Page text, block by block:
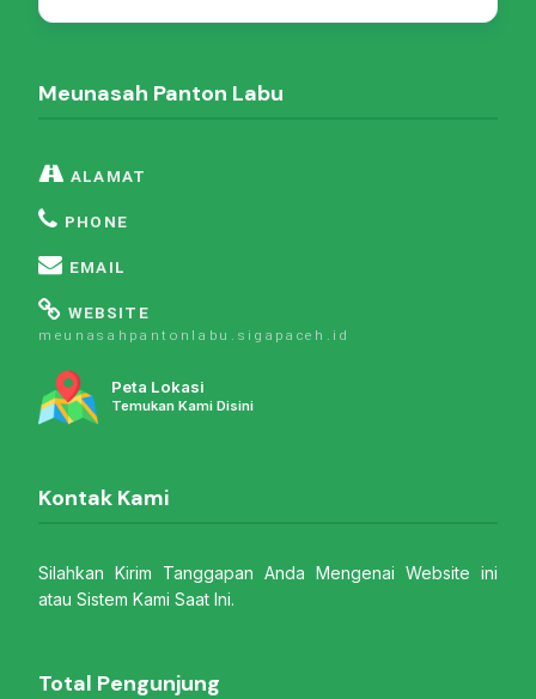
Meunasah Panton Labu
ALAMAT
PHONE
EMAIL
WEBSITE
meunasahpantonlabu.sigapaceh.id
Peta Lokasi
Temukan Kami Disini
Kontak Kami
Silahkan Kirim Tanggapan Anda Mengenai Website ini
atau Sistem Kami Saat Ini.
Total Pengunjung